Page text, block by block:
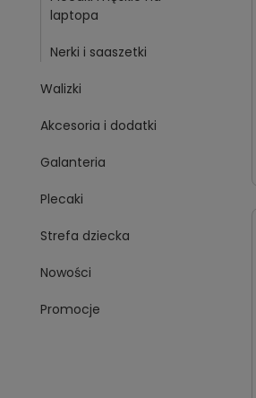
laptopa
Nerki i saaszetki
Walizki
Akcesoria i dodatki
Galanteria
Plecaki
Strefa dziecka
Nowości
Promocje